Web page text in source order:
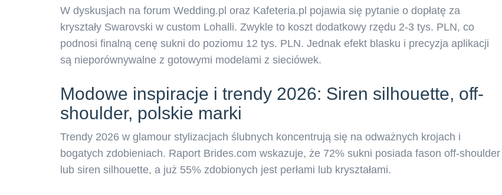
W dyskusjach na forum Wedding.pl oraz Kafeteria.pl pojawia się pytanie o dopłatę za
kryształy Swarovski w custom Lohalli. Zwykle to koszt dodatkowy rzędu 2-3 tys. PLN, co
podnosi finalną cenę sukni do poziomu 12 tys. PLN. Jednak efekt blasku i precyzja aplikacji
są nieporównywalne z gotowymi modelami z sieciówek.
Modowe inspiracje i trendy 2026: Siren silhouette, off-
shoulder, polskie marki
Trendy 2026 w glamour stylizacjach ślubnych koncentrują się na odważnych krojach i
bogatych zdobieniach. Raport Brides.com wskazuje, że 72% sukni posiada fason off-shoulder
lub siren silhouette, a już 55% zdobionych jest perłami lub kryształami.